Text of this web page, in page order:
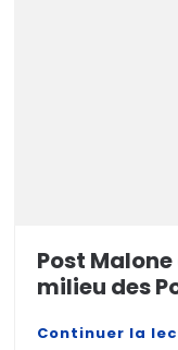
Post
milieu des
Continuer la